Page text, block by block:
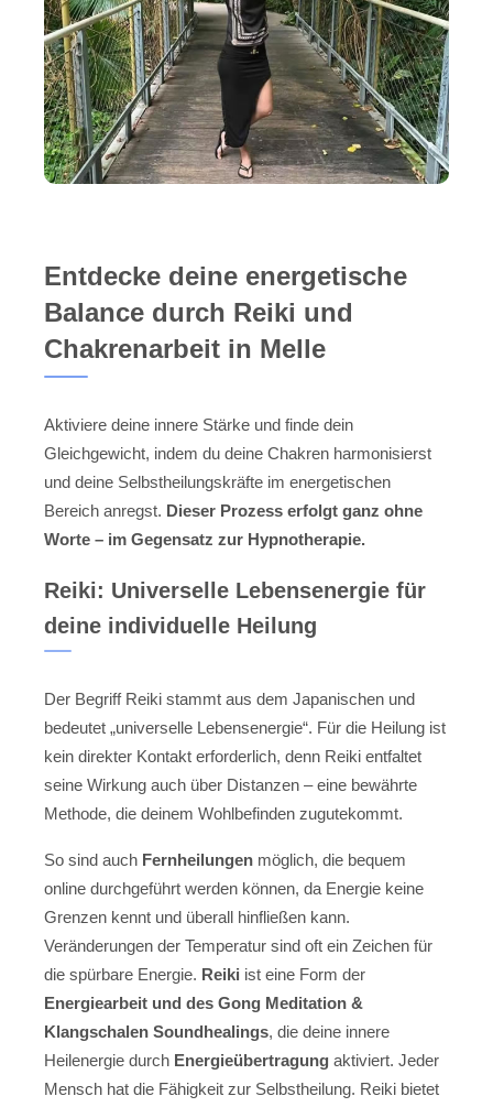
Entdecke deine energetische
Balance durch Reiki und
Chakrenarbeit in Melle
Aktiviere deine innere Stärke und finde dein
Gleichgewicht, indem du deine Chakren harmonisierst
und deine Selbstheilungskräfte im energetischen
Bereich anregst. Dieser Prozess erfolgt ganz ohne
Worte – im Gegensatz zur Hypnotherapie.
Reiki: Universelle Lebensenergie für
deine individuelle Heilung
Der Begriff Reiki stammt aus dem Japanischen und
bedeutet „universelle Lebensenergie“. Für die Heilung ist
kein direkter Kontakt erforderlich, denn Reiki entfaltet
seine Wirkung auch über Distanzen – eine bewährte
Methode, die deinem Wohlbefinden zugutekommt.
So sind auch Fernheilungen möglich, die bequem
online durchgeführt werden können, da Energie keine
Grenzen kennt und überall hinfließen kann.
Veränderungen der Temperatur sind oft ein Zeichen für
die spürbare Energie. Reiki ist eine Form der
Energiearbeit und des Gong Meditation &
Klangschalen Soundhealings, die deine innere
Heilenergie durch Energieübertragung aktiviert. Jeder
Mensch hat die Fähigkeit zur Selbstheilung. Reiki bietet